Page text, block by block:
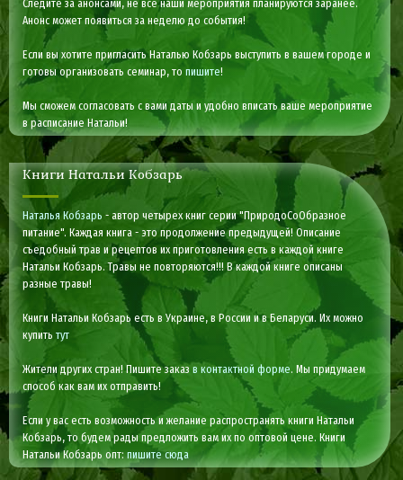
Следите за анонсами, не все наши мероприятия планируются заранее.
Анонс может появиться за неделю до события!
Если вы хотите пригласить Наталью Кобзарь выступить в вашем городе и
готовы организовать семинар, топишите!
Мы сможем согласовать с вами даты и удобно вписать ваше мероприятие
в расписание Натальи!
Книги Натальи Кобзарь
Наталья Кобзарь - автор четырех книг серии "ПриродоСоОбразное
питание". Каждая книга - это продолжение предыдущей! Описание
съедобный трав и рецептов их приготовления есть в каждой книге
Натальи Кобзарь. Травы не повторяются!!! В каждой книге описаны
разные травы!
Книги Натальи Кобзарь есть в Украине, в России и в Беларуси. Их можно
купитьтут
Жители других стран! Пишите заказв контактной форме. Мы придумаем
способ как вам их отправить!
Если у вас есть возможность и желание распространять книги Натальи
Кобзарь, то будем рады предложить вам их по оптовой цене. Книги
Натальи Кобзарь опт:пишите сюда